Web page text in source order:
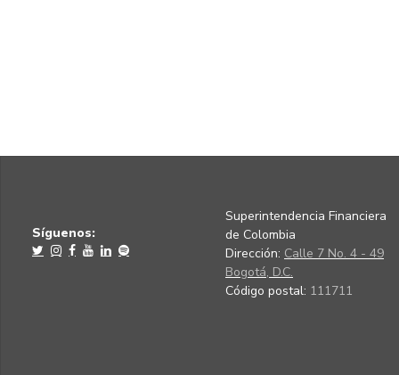
Síguenos:
Superintendencia Financiera
de Colombia
Dirección: Calle 7 No. 4 - 49
Bogotá, D.C.
Código postal: 111711